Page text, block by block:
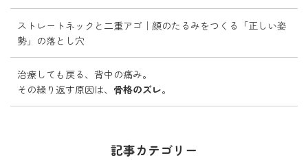
ストレートネックと二重アゴ｜顔のたるみをつくる「正しい姿
勢」の落とし穴
治療しても戻る、背中の痛み。
その繰り返す原因は、 骨格のズレ。
記事カテゴリー